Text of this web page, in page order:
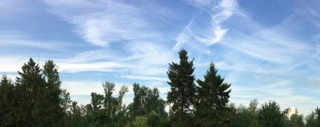
Zu
Inhalten
springen